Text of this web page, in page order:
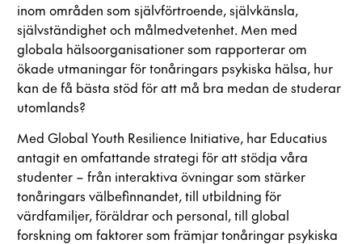
inom områden som självförtroende, självkänsla,
självständighet och målmedvetenhet. Men med
globala hälsoorganisationer som rapporterar om
ökade utmaningar för tonåringars psykiska hälsa, hur
kan de få bästa stöd för att må bra medan de studerar
utomlands?
Med Global Youth Resilience Initiative, har Educatius
antagit en omfattande strategi för att stödja våra
studenter – från interaktiva övningar som stärker
tonåringars välbefinnandet, till utbildning för
värdfamiljer, föräldrar och personal, till global
forskning om faktorer som främjar tonåringar psykiska